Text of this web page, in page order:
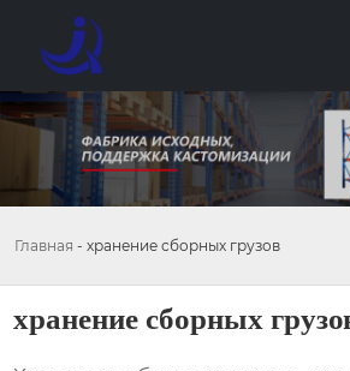
Главная - хранение сборных грузов
хранение сборных